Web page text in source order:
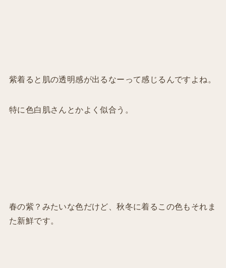
紫着ると肌の透明感が出るなーって感じるんですよね。
特に色白肌さんとかよく似合う。
春の紫？みたいな色だけど、秋冬に着るこの色もそれま
た新鮮です。